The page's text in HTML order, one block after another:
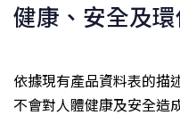
健康、安全及
依據現有產品資料表的描
不會對人體健康及安全造